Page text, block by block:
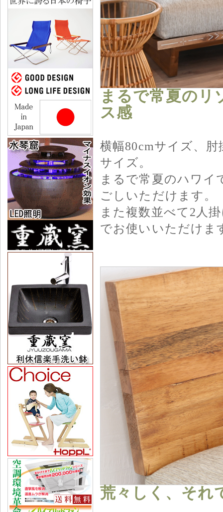
まるで常夏のリ
ス感
横幅80cmサイズ、
サイズ。
まるで常夏のハワ
ごしいただけます。
また複数並べて2人
でお使いいただけま
荒々しく、それ